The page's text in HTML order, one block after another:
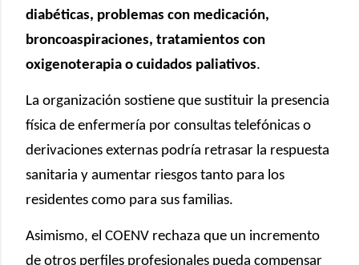
diabéticas, problemas con medicación,
broncoaspiraciones, tratamientos con
oxigenoterapia o cuidados paliativos.
La organización sostiene que sustituir la presencia
física de enfermería por consultas telefónicas o
derivaciones externas podría retrasar la respuesta
sanitaria y aumentar riesgos tanto para los
residentes como para sus familias.
Asimismo, el COENV rechaza que un incremento
de otros perfiles profesionales pueda compensar